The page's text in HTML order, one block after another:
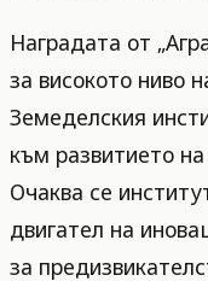
Наградата от
за високото ниво
Земеделския
към развитието
Очаква се
двигател на
за